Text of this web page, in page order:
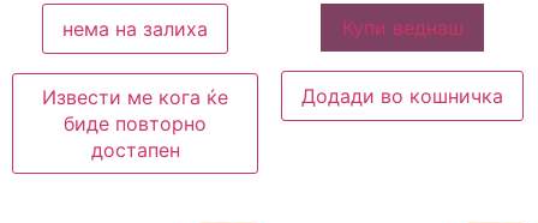
нема на залиха
Извести ме кога ќе
биде повторно
достапен
Купи веднаш
Додади во кошничка